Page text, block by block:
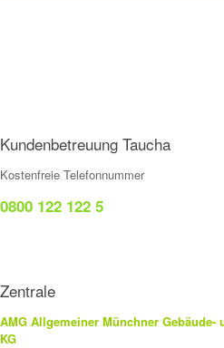
Kundenbetreuung Taucha
Kostenfreie Telefonnummer
0800 122 122 5
Zentrale
AMG Allgemeiner Münchner Gebäude-
KG